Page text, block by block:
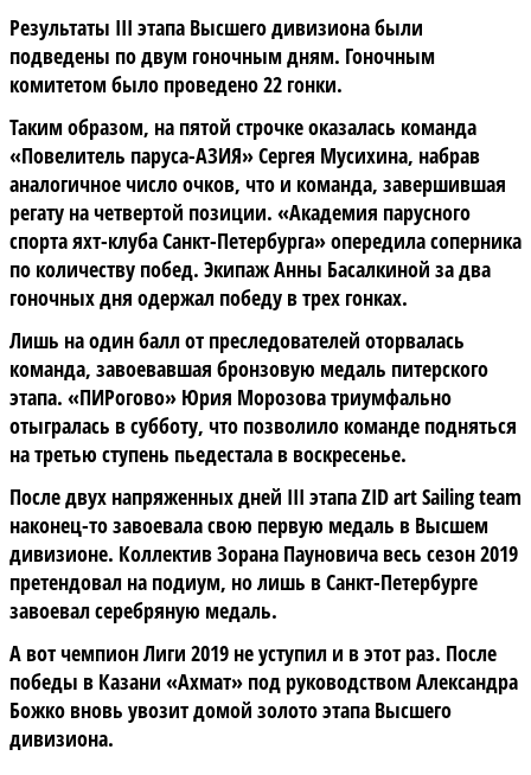
Результаты III этапа Высшего дивизиона были
подведены по двум гоночным дням. Гоночным
комитетом было проведено 22 гонки.
Таким образом, на пятой строчке оказалась команда
«Повелитель паруса-АЗИЯ» Сергея Мусихина, набрав
аналогичное число очков, что и команда, завершившая
регату на четвертой позиции. «Академия парусного
спорта яхт-клуба Санкт-Петербурга» опередила соперника
по количеству побед. Экипаж Анны Басалкиной за два
гоночных дня одержал победу в трех гонках.
Лишь на один балл от преследователей оторвалась
команда, завоевавшая бронзовую медаль питерского
этапа. «ПИРогово» Юрия Морозова триумфально
отыгралась в субботу, что позволило команде подняться
на третью ступень пьедестала в воскресенье.
После двух напряженных дней III этапа ZID art Sailing team
наконец-то завоевала свою первую медаль в Высшем
дивизионе. Коллектив Зорана Пауновича весь сезон 2019
претендовал на подиум, но лишь в Санкт-Петербурге
завоевал серебряную медаль.
А вот чемпион Лиги 2019 не уступил и в этот раз. После
победы в Казани «Ахмат» под руководством Александра
Божко вновь увозит домой золото этапа Высшего
дивизиона.